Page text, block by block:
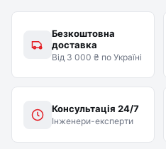
Безкоштовна
доставка
Від 3 000 ₴ по Україні
Консультація 24/7
Інженери-експерти